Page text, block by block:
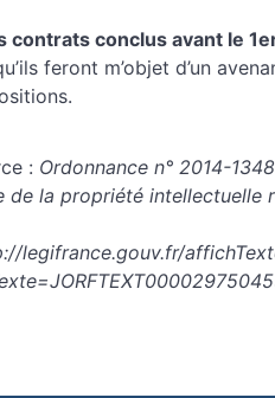
contrats conclus avant le
feront m’objet d’un
: Ordonnance n° 2014-
de la propriété intellectuelle
legifrance.gouv.fr/